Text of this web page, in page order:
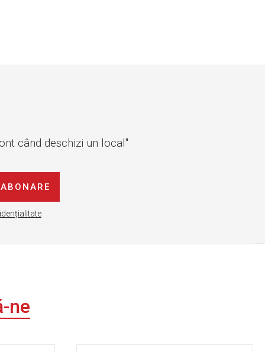
când deschizi un local"
ABONARE
ne